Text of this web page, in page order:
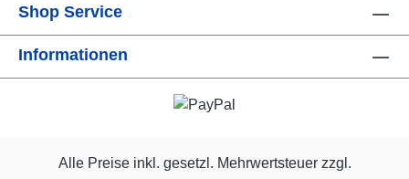
Shop Service
Informationen
Alle Preise inkl. gesetzl. Mehrwertsteuer zzgl.